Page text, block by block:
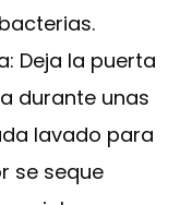
Deja la puerta
durante unas
lavado para
se seque